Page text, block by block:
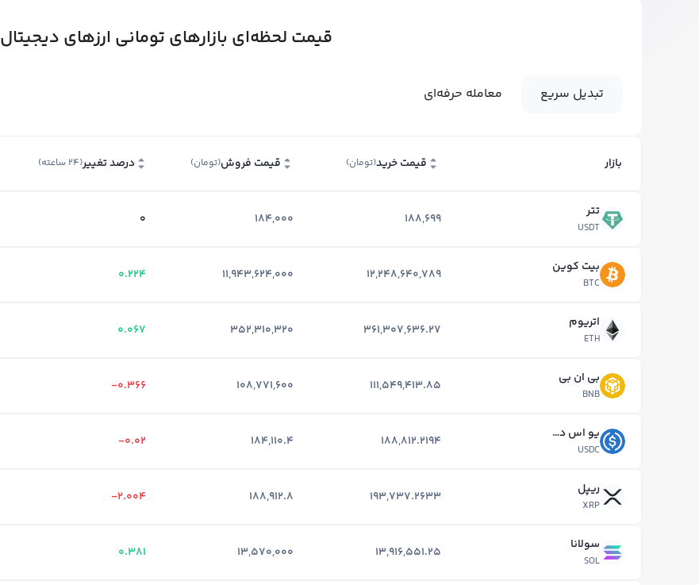
قیمت لحظه‌ای بازارهای تومانی ارزهای دیجیتال
تبدیل سریع معامله ‌حرفه‌ای
بازار قیمت خرید(تومان) قیمت فروش(تومان) درصد تغییر(۲۴ ساعته)
تتر
USDT
184,000 188,699
0
بیت کوین
BTC
11,943,624,000 12,248,640,789
0.224
اتریوم
ETH
352,310,320 361,307,636.27
0.067
بی ان بی
BNB
108,771,600 111,549,413.85
-0.366
یو اس دی کوین
USDC
184,110.4 188,812.2194
-0.02
ریپل
XRP
188,912.8 193,737.2633
-2.004
سولانا
SOL
13,570,000 13,916,551.25
0.381